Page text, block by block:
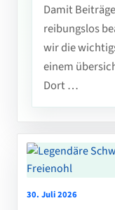
Damit
reibungslos
wir die
einem
Dort …
30. Juli 2026